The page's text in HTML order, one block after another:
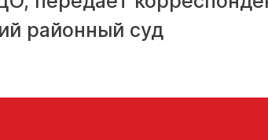
районный суд